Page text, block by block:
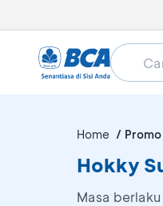
Home
Hokky
Masa